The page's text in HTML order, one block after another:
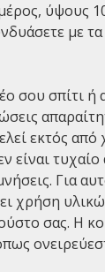
ύψους
με
σου σπίτι ή
εκτός
είναι
Για
χρήση
σας. Η